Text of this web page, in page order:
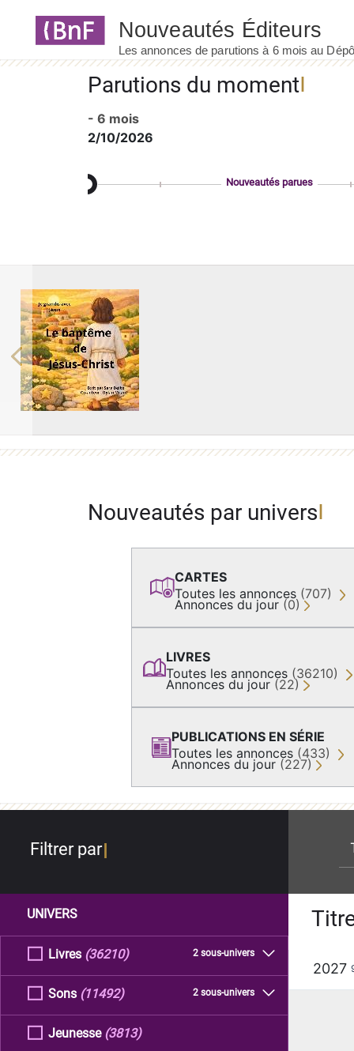
Parutions du moment
- 6 mois
2/10/2026
Nouveautés parues
Previous
Nouveautés par univers
CARTES
Toutes les annonces (707)
Annonces du jour (0)
LIVRES
Toutes les annonces (36210)
Annonces du jour (22)
PUBLICATIONS EN SÉRIE
Toutes les annonces (433)
Annonces du jour (227)
Filtrer par
UNIVERS
Livres 2 sous-univers
(36210)
Sons 2 sous-univers
(11492)
Jeunesse (3813)
2027